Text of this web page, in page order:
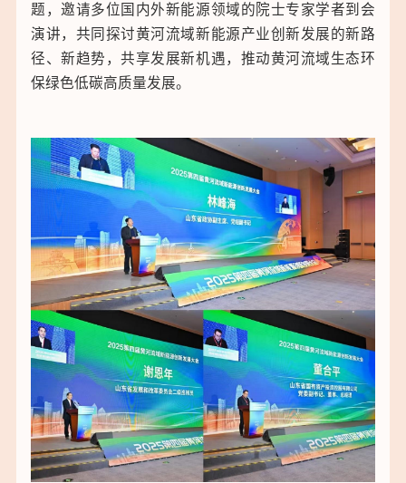
题，邀请多位国内外新能源领域的院士专家学者到会
演讲，共同探讨黄河流域新能源产业创新发展的新路
径、新趋势，共享发展新机遇，推动黄河流域生态环
保绿色低碳高质量发展。